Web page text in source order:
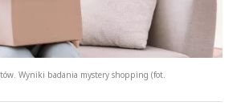
Wyniki badania mystery shopping (fot.